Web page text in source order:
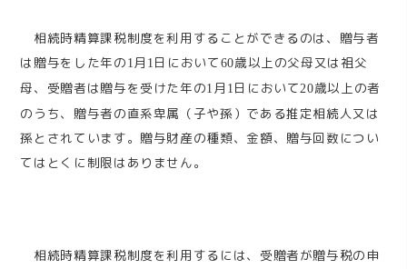
相続時精算課税制度を利用することができるのは、贈与者
は贈与をした年の 1 月 1 日において 60歳以上の父母又は祖父
母、受贈者は贈与を受けた年の1 月 1 日において 20歳以上の者
のうち、贈与者の直系卑属（子や孫）である推定相続人又は
孫とされています。贈与財産の種類、金額、贈与回数につい
てはとくに制限はありません。
相続時精算課税制度を利用するには、受贈者が贈与税の申